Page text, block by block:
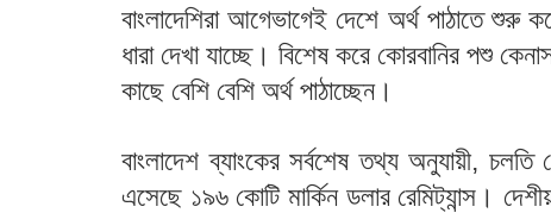
বাংলাদেশিরা আগেভাগেই দেশে অর্থ পাঠাতে শুরু
ধারা দেখা যাচ্ছে। বিশেষ করে কোরবানির পশু
কাছে বেশি বেশি অর্থ পাঠাচ্ছেন।
বাংলাদেশ ব্যাংকের সর্বশেষ তথ্য অনুযায়ী,
এসেছে ১৯৬ কোটি মার্কিন ডলার রেমিট্যান্স।